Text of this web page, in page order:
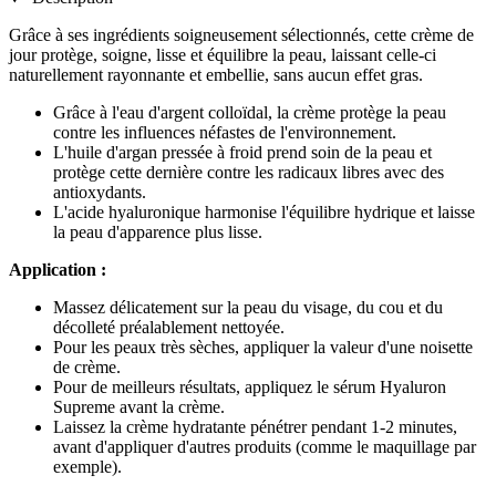
Grâce à ses ingrédients soigneusement sélectionnés, cette crème de
jour protège, soigne, lisse et équilibre la peau, laissant celle-ci
naturellement rayonnante et embellie, sans aucun effet gras.
Grâce à l'eau d'argent colloïdal, la crème protège la peau
contre les influences néfastes de l'environnement.
L'huile d'argan pressée à froid prend soin de la peau et
protège cette dernière contre les radicaux libres avec des
antioxydants.
L'acide hyaluronique harmonise l'équilibre hydrique et laisse
la peau d'apparence plus lisse.
Application :
Massez délicatement sur la peau du visage, du cou et du
décolleté préalablement nettoyée.
Pour les peaux très sèches, appliquer la valeur d'une noisette
de crème.
Pour de meilleurs résultats, appliquez le sérum Hyaluron
Supreme avant la crème.
Laissez la crème hydratante pénétrer pendant 1-2 minutes,
avant d'appliquer d'autres produits (comme le maquillage par
exemple).